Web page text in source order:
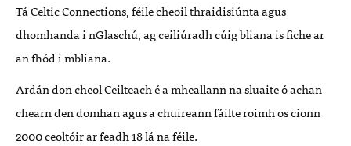
Tá Celtic Connections, féile cheoil thraidisiúnta agus
dhomhanda i nGlaschú, ag ceiliúradh cúig bliana is fiche ar
an fhód i mbliana.
Ardán don cheol Ceilteach é a mheallann na sluaite ó achan
chearn den domhan agus a chuireann fáilte roimh os cionn
2000 ceoltóir ar feadh 18 lá na féile.